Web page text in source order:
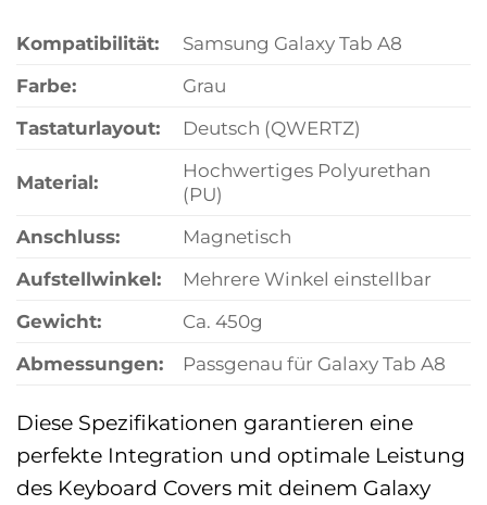
Kompatibilität:
Samsung Galaxy Tab A8
Farbe:
Grau
Tastaturlayout:
Deutsch (QWERTZ)
Material:
Hochwertiges Polyurethan
(PU)
Anschluss:
Magnetisch
Aufstellwinkel:
Mehrere Winkel einstellbar
Gewicht:
Ca. 450g
Abmessungen:
Passgenau für Galaxy Tab A8
Diese Spezifikationen garantieren eine
perfekte Integration und optimale Leistung
des Keyboard Covers mit deinem Galaxy